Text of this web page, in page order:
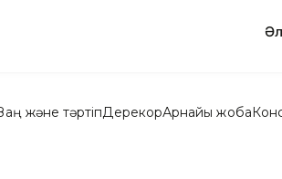
және тәртіпДерекқорАрнайы жоба